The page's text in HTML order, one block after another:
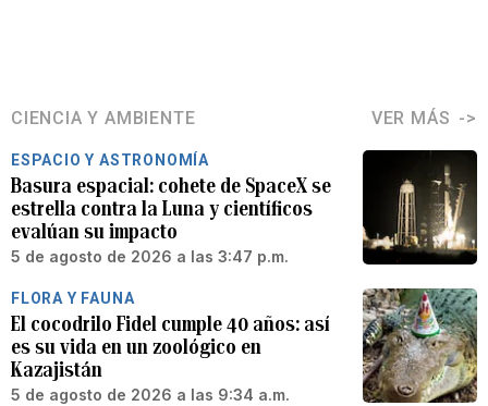
CIENCIA Y AMBIENTE VER MÁS
ESPACIO Y ASTRONOMÍA
Basura espacial: cohete de SpaceX se
estrella contra la Luna y científicos
evalúan su impacto
5 de agosto de 2026 a las 3:47 p.m.
FLORA Y FAUNA
El cocodrilo Fidel cumple 40 años: así
es su vida en un zoológico en
Kazajistán
5 de agosto de 2026 a las 9:34 a.m.